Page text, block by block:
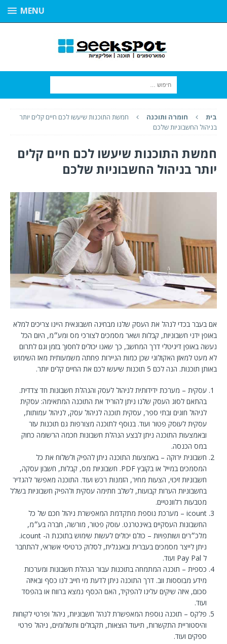
MENU
בית חומרה ותוכנה
חמשת התוכנות שיעשו לכם חיים קלים יותר
בניהול החשבוניות שלכם
חמשת התוכנות שיעשו לכם חיים קלים
יותר בניהול החשבוניות שלכם
אם בעבר בכדי לנהל את העסק שלנו מבחינה חשבונאית היינו צריכים למלא
באופן ידני חשבוניות, קבלות ושאר מסמכים לצורכי מס ומע״מ, היום הכל
נעשה באופן דיגיטלי דרך המחשב, כך שאנו יכולים לחסוך בזמן וגם לתרום
לא מעט למאזן האקולוגי שכן כמות הניירות פחתה משמעותית מאז השימוש
באותן תוכנות. הנה לכם 5 תוכנות שיעשו לכם את החיים קלים יותר.
עסקית – מערכת ידידותית לניהול לעסק והנהלת חשבונות חד צדדית.
בהתאם לסוג העסק שלנו ניתן להוריד את התוכנה המתאימה: עסקית
לניהול חוגים ובתי ספר, עסקית תוכנה לניהול עסק, לניהול עמותות,
עסקית לעוסק פטור ועוד. בנוסף לתוכנה מצורפות גם תוכנות עזר
ובאמצעות התוכנה ניתן לבצע הנהלת חשבונות חכמה הרשומה כחוק
במס הכנסה.
חשבונית ירוקה – באמצעות התוכנה ניתן להפיק ולשלוח את כל
המסמכים במייל או בקובץ PDF. חשבוניות מס, קבלות, חשבון עסקה,
חשבוניות זיכוי, הצעות מחיר, הזמנות רכש ועוד. התוכנה מאפשר להגדיר
בחשבוניות הערות קבועות, לשלב חתימה עסקית ולהפיק חשבוניות בשלל
מטבעות רלוונטיים.
icount – מערכת נוספת מתקדמת המאפשרת ניהול חכם של כל
החשבונות העסקיים באינטרנט. עוסק פטור, מורשה, חברה בע״מ,
מלכ״רים ושותפויות – כולם יכולים לעשות שימוש בתוכנת ה- icount.
ניתן לייצר מסמכים בעברית ובאנגלית, לסלוק כרטיסי אשראי, להתחבר
ל Pay Pal ועוד.
כספית – תוכנה המתמחה בתוכנות עבור הנהלת חשבונות ומערכות
מידע מבוססות ווב. דרך התוכנה ניתן לדעת מי חייב לנו כסף ובאיזה
סכום, איזה שיקים עלינו להפקיד, האם הכסף נמצא ברווח או בהפסד
ועוד.
פלקס – תוכנה נוספת המאפשרת לנהל חשבוניות, ניהול ופרטי לקוחות
והיסטוריית התקשרות, תיעוד הוצאות, תקבולים ותשלומים, ניהול פרטי
ספקים ועוד.